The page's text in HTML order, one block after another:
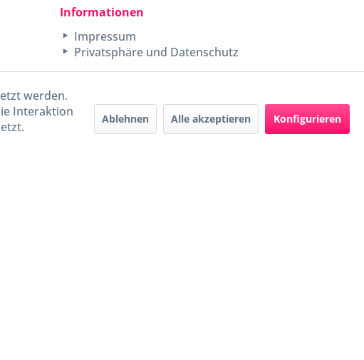
Informationen
Impressum
Privatsphäre und Datenschutz
werden.
Interaktion
Ablehnen Alle akzeptieren Konfigurieren